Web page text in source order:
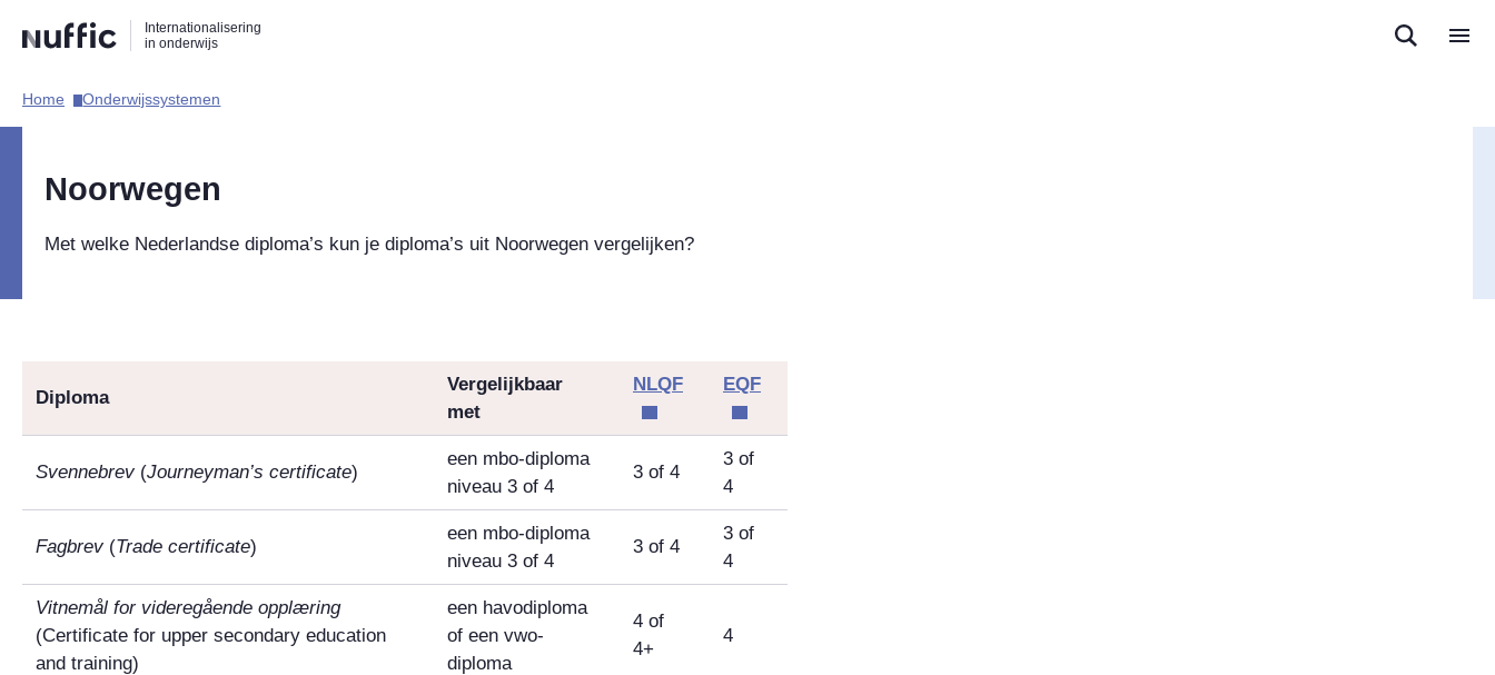
naar
zoekfunctie
naar
hoofdnavigatie
naar
inhoud
Internationalisering
in onderwijs
Hoofdnavigatie
Home​ Onderwijssystemen​
Noorwegen
Met welke Nederlandse diploma’s kun je diploma’s uit Noorwegen vergelijken?
Diploma
Vergelijkbaar
met
NLQF EQF
Svennebrev (Journeyman’s certificate)
een mbo-diploma
niveau 3 of 4
3 of 4
3 of
4
Fagbrev (Trade certificate)
een mbo-diploma
niveau 3 of 4
3 of 4
3 of
4
Vitnemål for videregående opplæring
(Certificate for upper secondary education
and training)
een havodiploma
of een vwo-
diploma
4 of
4+
4